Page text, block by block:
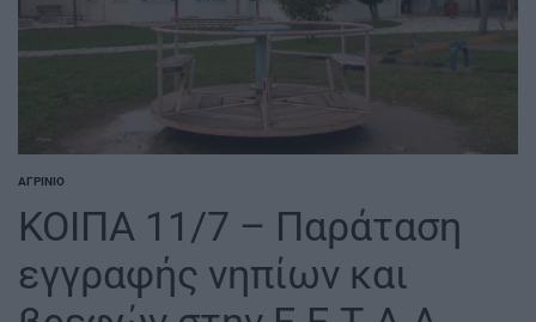
POSTED
ΑΓΡΊΝΙΟ
ΚΟΙΠΑ 11/7 – Παράταση
εγγραφής νηπίων και